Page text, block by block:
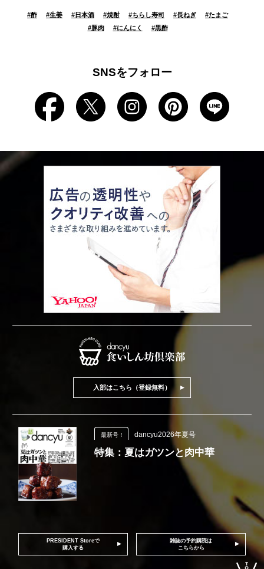
#酢 #生姜 #日本酒 #焼酎 #ちらし寿司 #長ねぎ #たまご
#豚肉 #にんにく #黒酢
SNSをフォロー
入部はこちら（登録無料）
最新号！ dancyu2026年夏号
特集：夏はガツンと肉中華
PRESIDENT Storeで
購入する
雑誌の予約購読は
こちらから